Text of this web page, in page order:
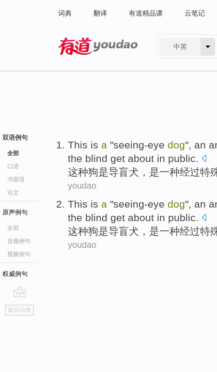
词典 翻译 有道精品课 云笔记
中英
双语例句
全部
口语
书面语
论文
原声例句
全部
音频例句
视频例句
权威例句
go
top
返回词典
This is a "seeing-eye dog", an
the blind get about in public.
这种狗是导盲犬，是一种经过特
youdao
This is a "seeing-eye dog", an
the blind get about in public.
这种狗是导盲犬，是一种经过特
youdao